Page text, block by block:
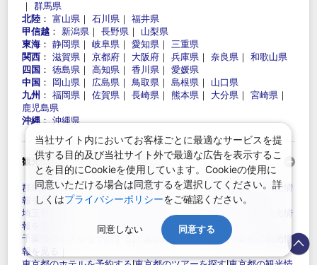
｜ 群馬県
北陸 ： 富山県 ｜ 石川県 ｜ 福井県
甲信越 ： 新潟県 ｜ 長野県 ｜ 山梨県
東海 ： 静岡県 ｜ 岐阜県 ｜ 愛知県 ｜ 三重県
関西 ： 滋賀県 ｜ 京都府 ｜ 大阪府 ｜ 兵庫県 ｜ 奈良県 ｜ 和歌山県
四国 ： 徳島県 ｜ 高知県 ｜ 香川県 ｜ 愛媛県
中国 ： 岡山県 ｜ 広島県 ｜ 鳥取県 ｜ 島根県 ｜ 山口県
九州 ： 福岡県 ｜ 佐賀県 ｜ 長崎県 ｜ 熊本県 ｜ 大分県 ｜ 宮崎県 ｜
鹿児島県
沖縄：沖縄県
観光情報・ホテル・ツアーを探す：
群馬県のホテルを予約する|群馬県のツアーを探す|群馬県の観光情
報を見る｜
埼玉県のホテルを予約する
埼玉県のツアーを探す
埼玉県の観光情
報を見る
千葉県のホテルを予約する
千葉県のツアーを探す|千葉県の観光情
報を見る
当社サイト内においてお客様ごとに最適なサービスを提
供する目的及び当社サイト外で最適な広告を表示するこ
とを目的にCookieを使用しています。Cookieの使用に
同意いただける場合は同意するを選択してください。詳
しくはプライバシーポリシーをご確認ください。
同意しない 同意する